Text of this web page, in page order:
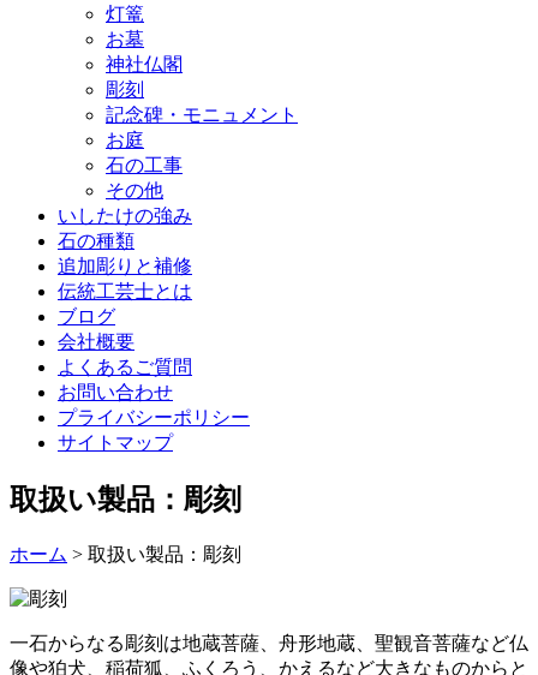
灯篭
お墓
神社仏閣
彫刻
記念碑・モニュメント
お庭
石の工事
その他
いしたけの強み
石の種類
追加彫りと補修
伝統工芸士とは
ブログ
会社概要
よくあるご質問
お問い合わせ
プライバシーポリシー
サイトマップ
取扱い製品：彫刻
ホーム > 取扱い製品：彫刻
一石からなる彫刻は地蔵菩薩、舟形地蔵、聖観音菩薩など仏
像や狛犬、稲荷狐、ふくろう、かえるなど大きなものからと